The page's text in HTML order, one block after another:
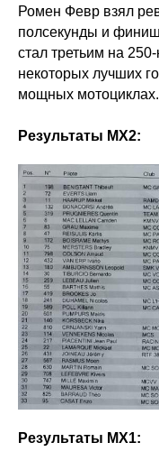
Ромен Февр взял
полсекунды и
стал третьим на
некоторых лучших
мощных мотоциклах.
Результаты МХ2:
Результаты МХ1: